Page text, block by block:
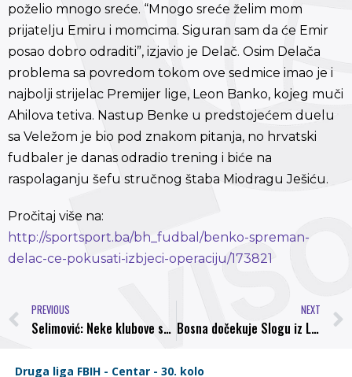
poželio mnogo sreće. “Mnogo sreće želim mom
prijatelju Emiru i momcima. Siguran sam da će Emir
posao dobro odraditi”, izjavio je Delač. Osim Delača
problema sa povredom tokom ove sedmice imao je i
najbolji strijelac Premijer lige, Leon Banko, kojeg muči
Ahilova tetiva. Nastup Benke u predstojećem duelu
sa Veležom je bio pod znakom pitanja, no hrvatski
fudbaler je danas odradio trening i biće na
raspolaganju šefu stručnog štaba Miodragu Ješiću.
Pročitaj više na:
http://sportsport.ba/bh_fudbal/benko-spreman-
delac-ce-pokusati-izbjeci-operaciju/173821
PREVIOUS
Selimović: Neke klubove smo htjeli da izbjegnemo
NEXT
Bosna dočekuje Slogu iz Ljubuškog